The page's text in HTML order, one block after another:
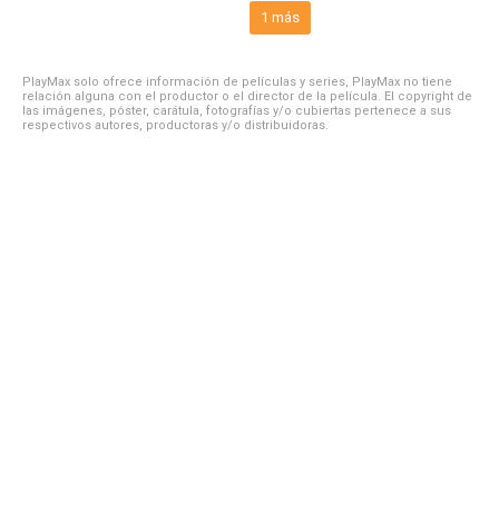
1 más
PlayMax solo ofrece información de películas y series, PlayMax no tiene
relación alguna con el productor o el director de la película. El copyright de
las imágenes, póster, carátula, fotografías y/o cubiertas pertenece a sus
respectivos autores, productoras y/o distribuidoras.